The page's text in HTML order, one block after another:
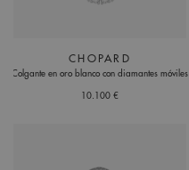
CHOPARD
Colgante en oro blanco con diamantes móviles
10.100 €